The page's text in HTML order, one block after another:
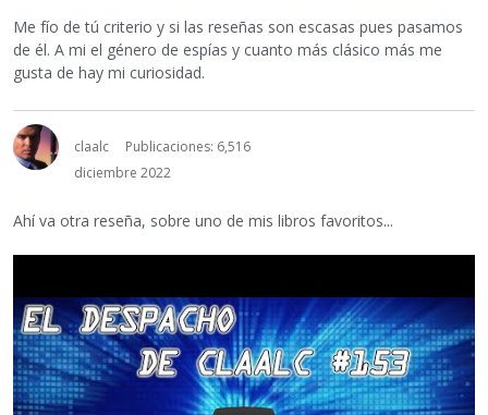
Me fío de tú criterio y si las reseñas son escasas pues pasamos
de él. A mi el género de espías y cuanto más clásico más me
gusta de hay mi curiosidad.
claalc
Publicaciones: 6,516
diciembre 2022
Ahí va otra reseña, sobre uno de mis libros favoritos...